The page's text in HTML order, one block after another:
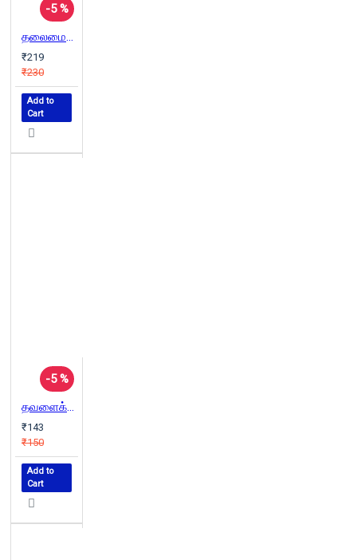
-5 %
தலைமைச் செயலகம்
₹219
₹230
Add to
Cart
-5 %
தவளைக்கல் சிறுமி
₹143
₹150
Add to
Cart